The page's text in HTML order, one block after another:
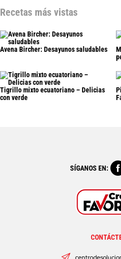
Recetas más vistas
Avena Bircher: Desayunos saludables
Tigrillo mixto ecuatoriano – Delicias
con verde
SÍGANOS EN: